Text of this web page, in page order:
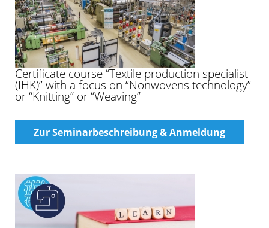
Certificate course “Textile production specialist
(IHK)” with a focus on “Nonwovens technology”
or “Knitting” or “Weaving”
Zur Seminarbeschreibung & Anmeldung